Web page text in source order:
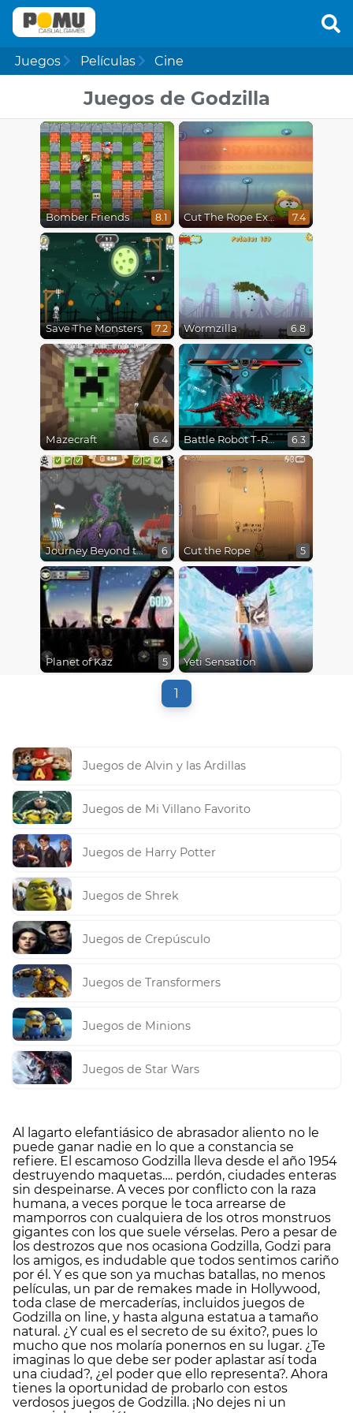
Juegos Películas Cine
Juegos de Godzilla
Bomber Friends 8.1 Cut The Rope Experiments 7.4
Save The Monsters 7.2 Wormzilla 6.8
Mazecraft 6.4 Battle Robot T-Rex Age 6.3
Journey Beyond the Never Seas 6 Cut the Rope 5
Planet of Kaz 5 Yeti Sensation
1
Juegos de Alvin y las Ardillas
Juegos de Mi Villano Favorito
Juegos de Harry Potter
Juegos de Shrek
Juegos de Crepúsculo
Juegos de Transformers
Juegos de Minions
Juegos de Star Wars
Al lagarto elefantiásico de abrasador aliento no le
puede ganar nadie en lo que a constancia se
refiere. El escamoso Godzilla lleva desde el año 1954
destruyendo maquetas…. perdón, ciudades enteras
sin despeinarse. A veces por conflicto con la raza
humana, a veces porque le toca arrearse de
mamporros con cualquiera de los otros monstruos
gigantes con los que suele vérselas. Pero a pesar de
los destrozos que nos ocasiona Godzilla, Godzi para
los amigos, es indudable que todos sentimos cariño
por él. Y es que son ya muchas batallas, no menos
películas, un par de remakes made in Hollywood,
toda clase de mercaderías, incluidos juegos de
Godzilla on line, y hasta alguna estatua a tamaño
natural. ¿Y cual es el secreto de su éxito?, pues lo
mucho que nos molaría ponernos en su lugar. ¿Te
imaginas lo que debe ser poder aplastar así toda
una ciudad?, ¿el poder que ello representa?. Ahora
tienes la oportunidad de probarlo con estos
verdosos juegos de Godzilla. ¡No dejes ni un